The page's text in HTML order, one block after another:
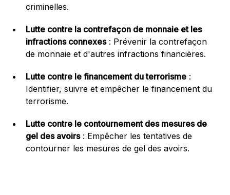
criminelles.
Lutte contre la contrefaçon de monnaie et les
infractions connexes: Prévenir la contrefaçon
de monnaie et d'autres infractions financières.
Lutte contre le financement du terrorisme :
Identifier, suivre et empêcher le financement du
terrorisme.
Lutte contre le contournement des mesures de
gel des avoirs: Empêcher les tentatives de
contourner les mesures de gel des avoirs.